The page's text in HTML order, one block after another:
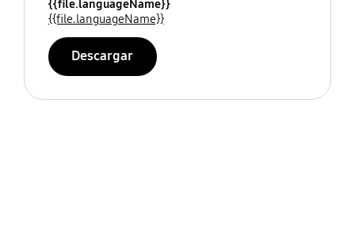
{{file.languageName}}
{{file.languageName}}
Descargar